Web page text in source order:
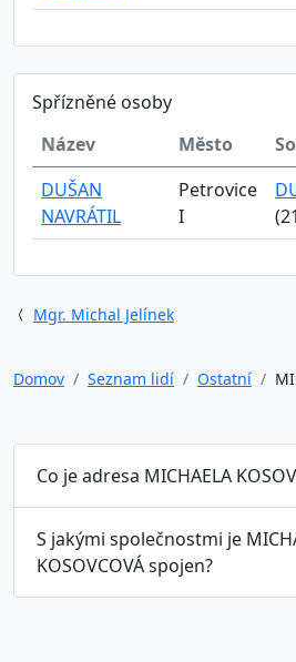
Spřízněné osoby
Název
Město
DUŠAN
NAVRÁTIL
Petrovice
I
Mgr. Michal Jelínek
Domov
Seznam lidí Ostatní
Co je adresa MICHAELA
S jakými společnostmi je
KOSOVCOVÁ spojen?